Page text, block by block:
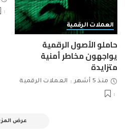
العملات الرقمية
حاملو الأصول الرقمية
يواجهون مخاطر أمنية
متزايدة
منذ 5 أشهر العملات الرقمية
عرض